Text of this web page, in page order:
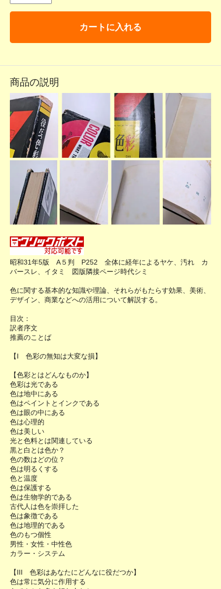
カートに入れる
商品の説明
昭和31年5版 A５判 P252 全体に経年によるヤケ、汚れ カ
バースレ、イタミ 図版隣接ページ時代シミ
色に関する基本的な知識や理論、それらがもたらす効果、美術、
デザイン、商業などへの活用について解説する。
目次：
訳者序文
推薦のことば
【I 色彩の無知は大変な損】
【色彩とはどんなものか】
色彩は光である
色は地中にある
色はペイントとインクである
色は眼の中にある
色は心理的
色は美しい
光と色料とは関連している
黒と白とは色か？
色の数はどの位？
色は明るくする
色と温度
色は保護する
色は生物学的である
古代人は色を崇拝した
色は象徴である
色は地理的である
色のもつ個性
男性・女性・中性色
カラー・システム
【III 色彩はあなたにどんなに役だつか】
色は常に気分に作用する